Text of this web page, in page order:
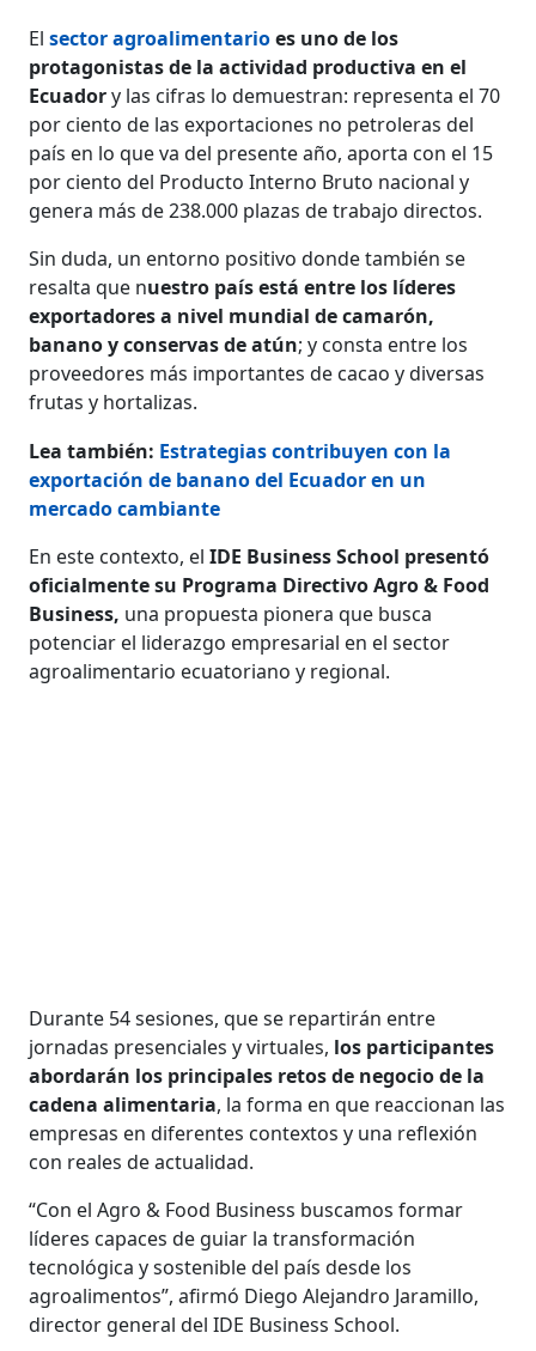
Elsector agroalimentarioes uno de los
protagonistas de la actividad productiva en el
Ecuadory las cifras lo demuestran: representa el 70
por ciento de las exportaciones no petroleras del
país en lo que va del presente año, aporta con el 15
por ciento del Producto Interno Bruto nacional y
genera más de 238.000 plazas de trabajo directos.
Sin duda, un entorno positivo donde también se
resalta que nuestro país está entre los líderes
exportadores a nivel mundial de camarón,
banano y conservas de atún; y consta entre los
proveedores más importantes de cacao y diversas
frutas y hortalizas.
Lea también: Estrategias contribuyen con la
exportación de banano del Ecuador en un
mercado cambiante
En este contexto, elIDE Business School presentó
oficialmente su Programa Directivo Agro & Food
Business, una propuesta pionera que busca
potenciar el liderazgo empresarial en el sector
agroalimentario ecuatoriano y regional.
Durante 54 sesiones, que se repartirán entre
jornadas presenciales y virtuales, los participantes
abordarán los principales retos de negocio de la
cadena alimentaria, la forma en que reaccionan las
empresas en diferentes contextos y una reflexión
con reales de actualidad.
“Con el Agro & Food Business buscamos formar
líderes capaces de guiar la transformación
tecnológica y sostenible del país desde los
agroalimentos”, afirmó Diego Alejandro Jaramillo,
director general del IDE Business School.